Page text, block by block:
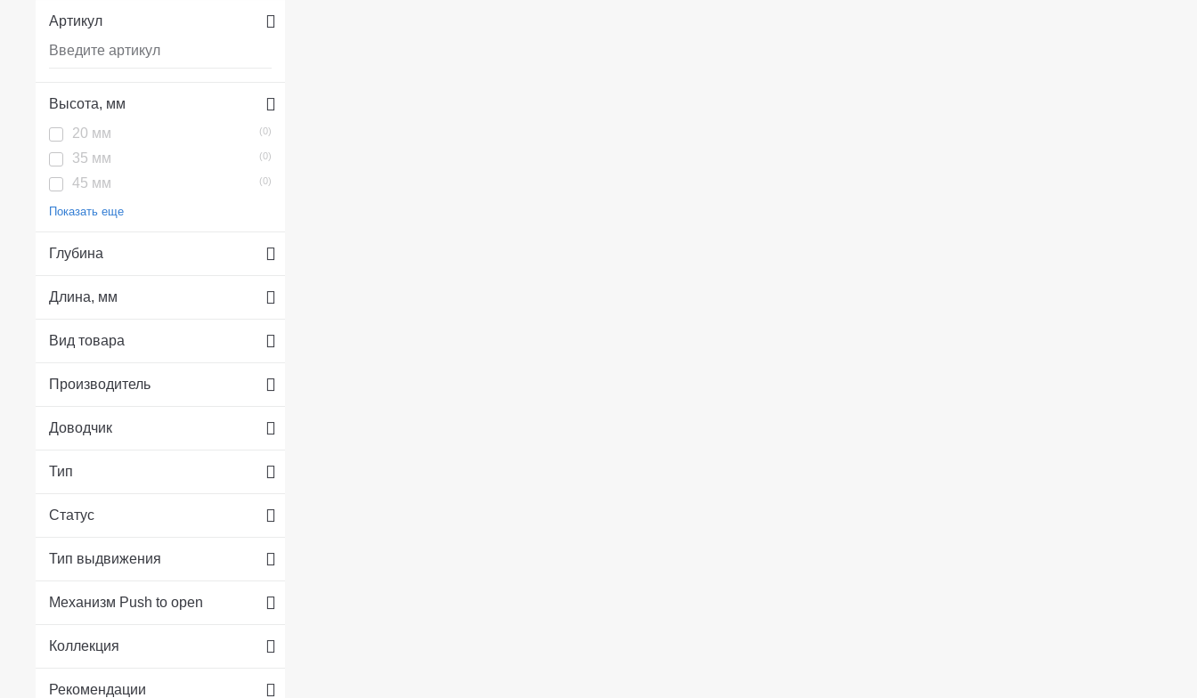
Артикул
Высота, мм
20 мм
(0)
35 мм (0)
45 мм (0)
Показать еще
Глубина
Длина, мм
Вид товара
Производитель
Доводчик
Тип
Статус
Тип выдвижения
Механизм Push to open
Коллекция
Рекомендации